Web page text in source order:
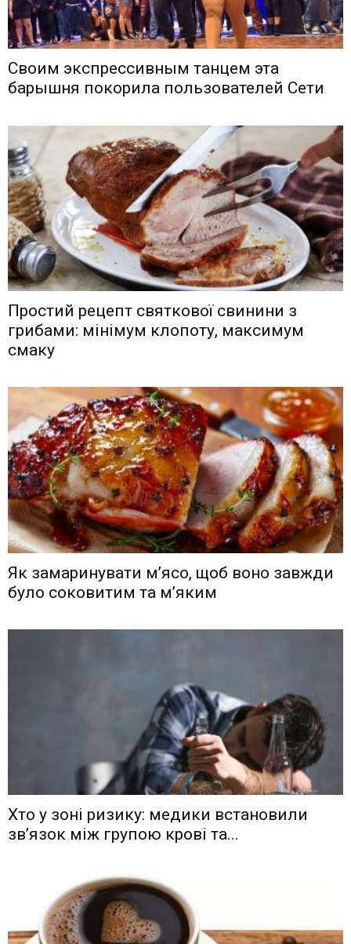
Своим экспрессивным танцем эта
барышня покорила пользователей Сети
Простий рецепт святкової свинини з
грибами: мінімум клопоту, максимум
смаку
Як замаринувати м’ясо, щоб воно завжди
було соковитим та м’яким
Хто у зоні ризику: медики встановили
зв’язок між групою крові та...